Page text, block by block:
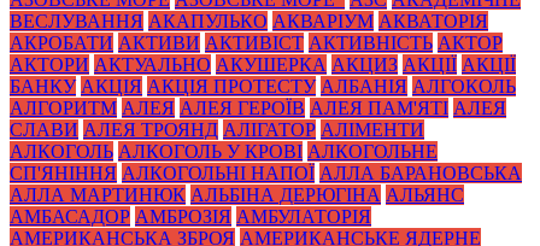
ВЕСЛУВАННЯ АКАПУЛЬКО АКВАРІУМ АКВАТОРІЯ
АКРОБАТИ АКТИВИ АКТИВІСТ АКТИВНІСТЬ АКТОР
АКТОРИ АКТУАЛЬНО АКУШЕРКА АКЦИЗ АКЦІЇ АКЦІЇ
БАНКУ АКЦІЯ АКЦІЯ ПРОТЕСТУ АЛБАНІЯ АЛГОКОЛЬ
АЛГОРИТМ АЛЕЯ АЛЕЯ ГЕРОЇВ АЛЕЯ ПАМ'ЯТІ АЛЕЯ
СЛАВИ АЛЕЯ ТРОЯНД АЛІГАТОР АЛІМЕНТИ
АЛКОГОЛЬ АЛКОГОЛЬ У КРОВІ АЛКОГОЛЬНЕ
СП'ЯНІННЯ АЛКОГОЛЬНІ НАПОЇ АЛЛА БАРАНОВСЬКА
АЛЛА МАРТИНЮК АЛЬБІНА ДЕРЮГІНА АЛЬЯНС
АМБАСАДОР АМБРОЗІЯ АМБУЛАТОРІЯ
АМЕРИКАНСЬКА ЗБРОЯ АМЕРИКАНСЬКЕ ЯДЕРНЕ